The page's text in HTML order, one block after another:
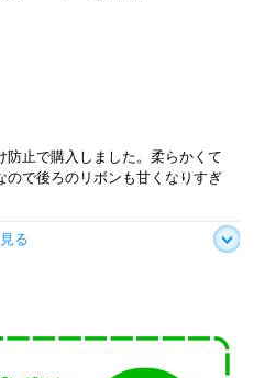
防止で購入しました。柔らかくて
ので後ろのリボンも甘くなりすぎ
る